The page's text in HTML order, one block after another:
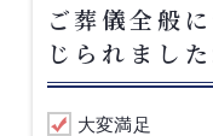
ご葬儀全般
じられまし
大変満足